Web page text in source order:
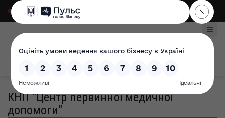
Для слабозорих|
КНП "Центр первинної медичної
допомоги"